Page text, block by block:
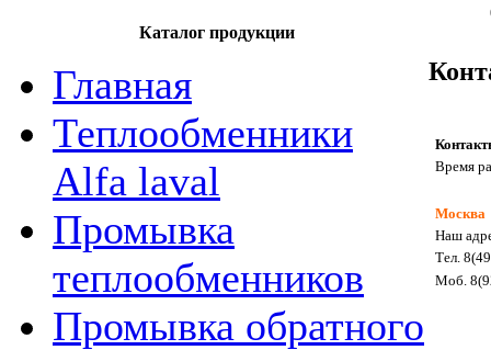
Каталог продукции
Главная
Теплообменники
Alfa laval
Промывка
теплообменников
Промывка обратного
Время
Москва
Наш
Тел.
Моб.